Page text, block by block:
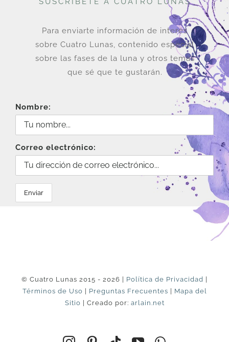
Para enviarte información de interés
sobre Cuatro Lunas, contenido especial
sobre las fases de la luna y otros temas
que sé que te gustarán.
Nombre:
Correo electrónico:
© Cuatro Lunas 2015 - 2026 | Política de Privacidad
Términos de Uso
Preguntas Frecuentes
Mapa del
Sitio | Creado por: arlain.net